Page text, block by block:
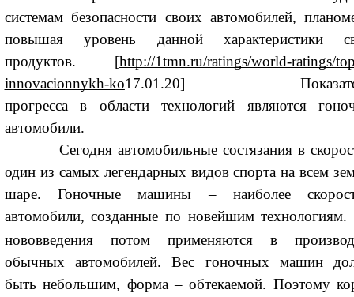
системам безопасности своих автомобилей,
повышая уровень данной характеристики
продуктов. [http://1tmn.ru/ratings/world-ratings/
innovacionnykh-ko17.01.20]
прогресса в области технологий являются
автомобили.
Сегодня автомобильные состязания в
один из самых легендарных видов спорта на всем
шаре. Гоночные машины – наиболее
автомобили, созданные по новейшим технологиям.
нововведения потом применяются в
обычных автомобилей. Вес гоночных машин
быть небольшим, форма – обтекаемой. Поэтому